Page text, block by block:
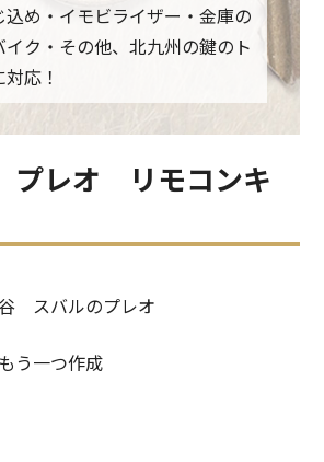
め・イモビライザー・金庫の
ク・その他、北九州の鍵のト
応！
レオ リモコンキ
スバルのプレオ
う一つ作成